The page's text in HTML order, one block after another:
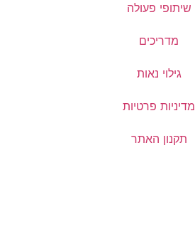
שיתופי פעולה
מדריכים
גילוי נאות
מדיניות פרטיות
תקנון האתר